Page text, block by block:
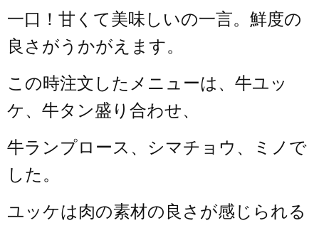
一口！甘くて美味しいの一言。鮮度の
良さがうかがえます。
この時注文したメニューは、牛ユッ
ケ、牛タン盛り合わせ、
牛ランプロース、シマチョウ、ミノで
した。
ユッケは肉の素材の良さが感じられる